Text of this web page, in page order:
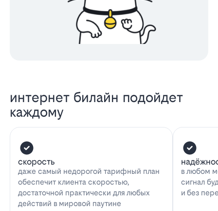
интернет билайн подойдет
каждому
скорость
даже самый недорогой тарифный план
обеспечит клиента скоростью,
достаточной практически для любых
действий в мировой паутине
в любом
сигнал
и без